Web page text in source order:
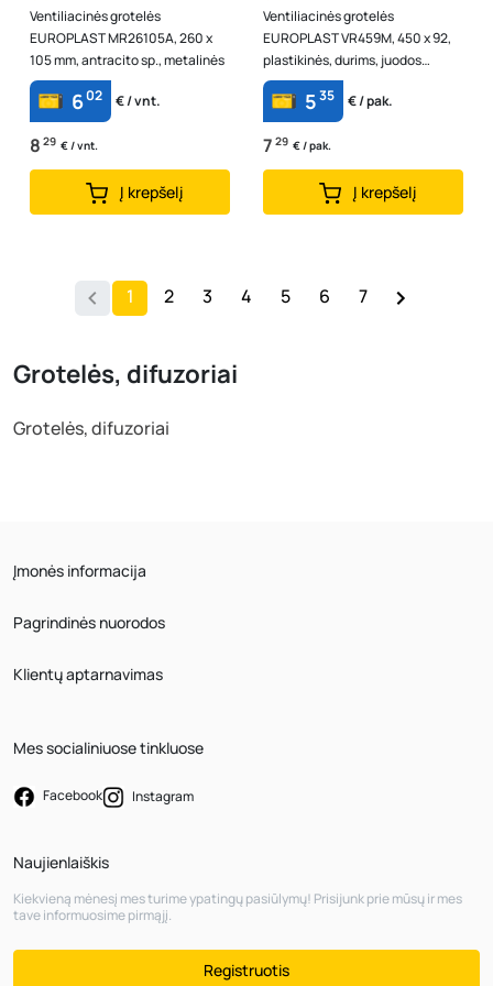
Ventiliacinės grotelės
EUROPLAST MR26105A, 260 x
105 mm, antracito sp., metalinės
602 € / vnt.
8 29 € / vnt.
Į krepšelį
Ventiliacinės grotelės
EUROPLAST VR459M, 450 x 92,
plastikinės, durims, juodos
spalvos
535 € / pak.
7 29 € / pak.
Į krepšelį
1 2 3 4 5 6 7
Grotelės, difuzoriai
Grotelės, difuzoriai
Įmonės informacija
Pagrindinės nuorodos
Klientų aptarnavimas
Mes socialiniuose tinkluose
Facebook Instagram
Naujienlaiškis
Kiekvieną mėnesį mes turime ypatingų pasiūlymų! Prisijunk prie mūsų ir mes
tave informuosime pirmąjį.
Registruotis